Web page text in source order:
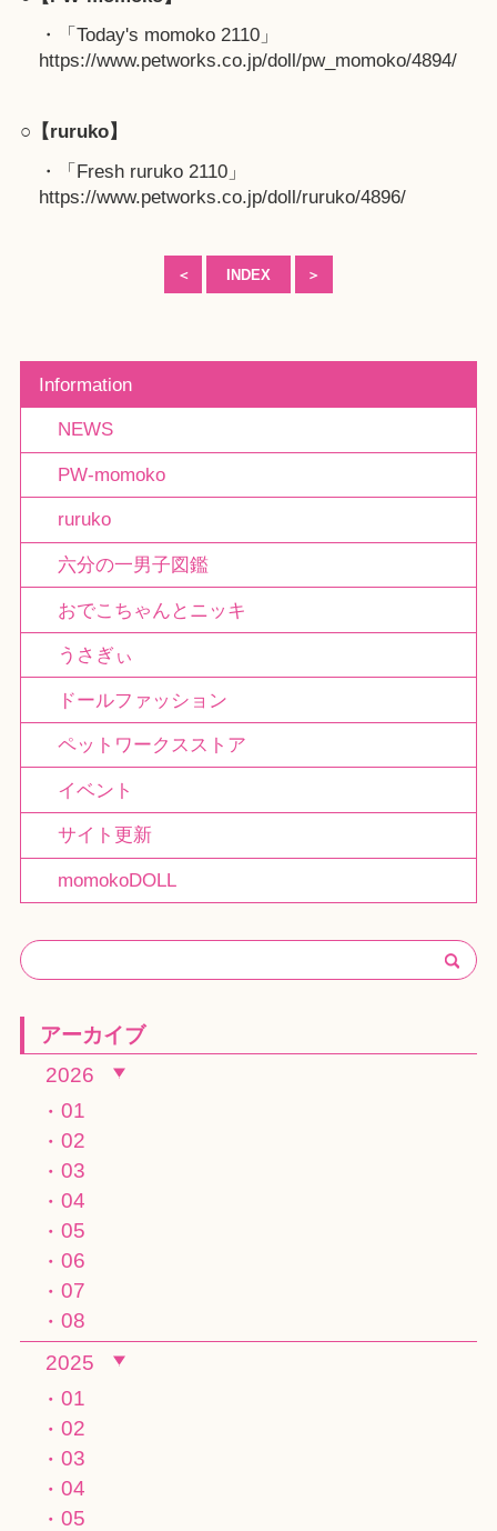
・「Today's momoko 2110」
https://www.petworks.co.jp/doll/pw_momoko/4894/
○【ruruko】
・「Fresh ruruko 2110」
https://www.petworks.co.jp/doll/ruruko/4896/
＜ INDEX ＞
Information
NEWS
PW-momoko
ruruko
六分の一男子図鑑
おでこちゃんとニッキ
うさぎぃ
ドールファッション
ペットワークスストア
イベント
サイト更新
momokoDOLL
アーカイブ
2026
01
02
03
04
05
06
07
08
2025
01
02
03
04
05